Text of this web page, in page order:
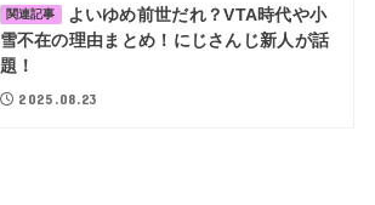
関連記事
よいゆめ前世だれ？VTA時代や小
雪不在の理由まとめ！にじさんじ新人が話
題！
2025.08.23